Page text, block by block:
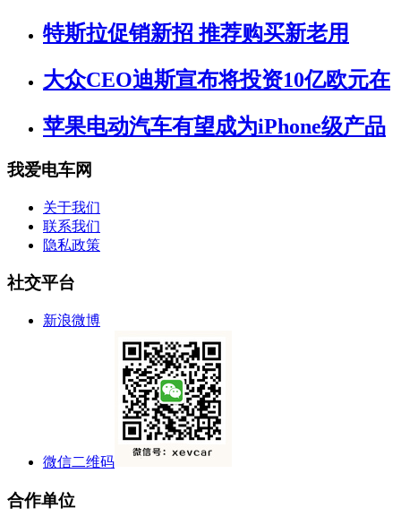
特斯拉促销新招 推荐购买新老用
大众CEO迪斯宣布将投资10亿欧元在
苹果电动汽车有望成为iPhone级产品
我爱电车网
关于我们
联系我们
隐私政策
社交平台
新浪微博
微信二维码
合作单位